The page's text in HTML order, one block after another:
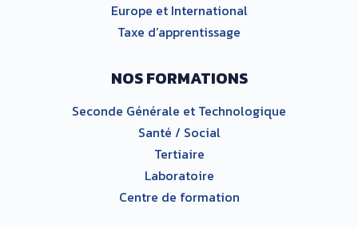
Europe et International
Taxe d’apprentissage
NOS FORMATIONS
Seconde Générale et Technologique
Santé / Social
Tertiaire
Laboratoire
Centre de formation